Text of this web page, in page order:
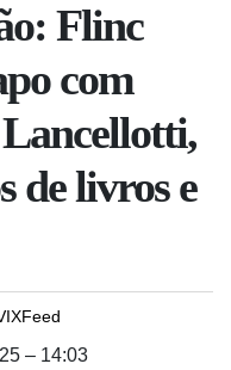
Flinc
com
de livros e
– 14:03